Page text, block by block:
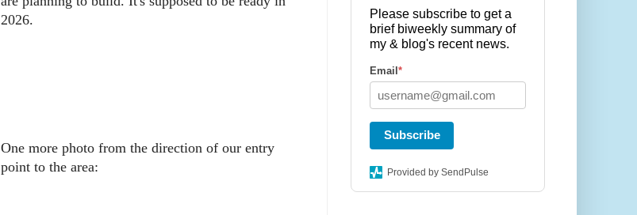
2026.
One more photo from the direction of our entry
point to the area:
Please subscribe to get a
brief biweekly summary of
my & blog's recent news.
Email *
Subscribe
Provided by SendPulse